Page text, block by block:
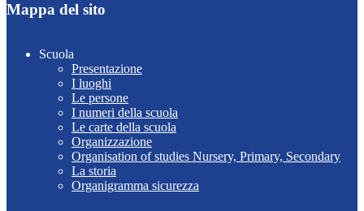
Mappa del sito
Scuola
Presentazione
I luoghi
Le persone
I numeri della scuola
Le carte della scuola
Organizzazione
Organisation of studies Nursery, Primary, Secondary
La storia
Organigramma sicurezza